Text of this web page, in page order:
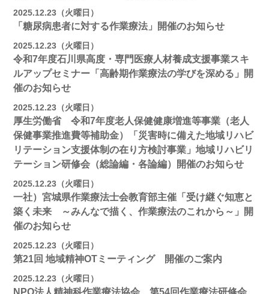
2025.12.23（火曜日）
「糖尿病患者に対する作業療法」開催のお知らせ
2025.12.23（火曜日）
令和7年度石川県高度・専門医療人材養成支援事業スキ
ルアップセミナー「高齢期作業療法の学びを深める」開
催のお知らせ
2025.12.23（火曜日）
厚生労働省 令和7年度老人保健健康増進等事業（老人
保健事業推進費等補助金）「災害時に備えた地域リハビ
リテーション支援体制の在り方検討事業」地域リハビリ
テーション研修会（総論編・各論編）開催のお知らせ
2025.12.23（火曜日）
一社）宮城県作業療法士会教育部主催「受け継ぐ知恵と
築く未来 ～みんなで描く、作業療法のこれから～」開
催のお知らせ
2025.12.23（火曜日）
第21回 地域精神OTミーティング 開催のご案内
2025.12.23（火曜日）
NPO法人精神科作業療法協会 第54回作業療法研修会